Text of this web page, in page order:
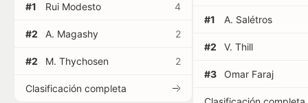
#1 Rui Modesto 4
#2 A. Magashy 2
#2 M. Thychosen 2
Clasificación completa
#1 A. Salétros
#2 V. Thill
#3 Omar Faraj